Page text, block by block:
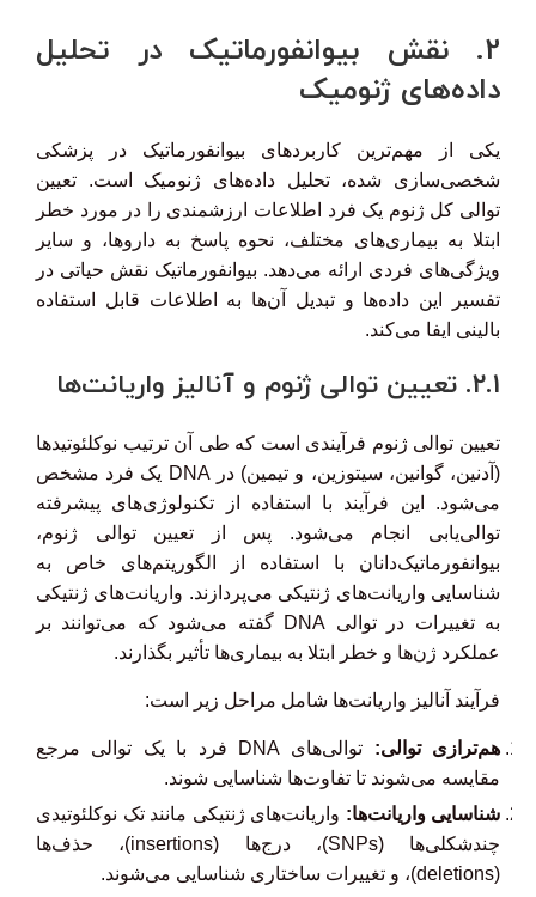
2. نقش بیوانفورماتیک در تحلیل
داده‌های ژنومیک
یکی از مهم‌ترین کاربردهای بیوانفورماتیک در پزشکی
شخصی‌سازی شده، تحلیل داده‌های ژنومیک است. تعیین
توالی کل ژنوم یک فرد اطلاعات ارزشمندی را در مورد خطر
ابتلا به بیماری‌های مختلف، نحوه پاسخ به داروها، و سایر
ویژگی‌های فردی ارائه می‌دهد. بیوانفورماتیک نقش حیاتی در
تفسیر این داده‌ها و تبدیل آن‌ها به اطلاعات قابل استفاده
بالینی ایفا می‌کند.
2.1. تعیین توالی ژنوم و آنالیز واریانت‌ها
تعیین توالی ژنوم فرآیندی است که طی آن ترتیب نوکلئوتیدها
(آدنین، گوانین، سیتوزین، و تیمین) در DNA یک فرد مشخص
می‌شود. این فرآیند با استفاده از تکنولوژی‌های پیشرفته
توالی‌یابی انجام می‌شود. پس از تعیین توالی ژنوم،
بیوانفورماتیک‌دانان با استفاده از الگوریتم‌های خاص به
شناسایی واریانت‌های ژنتیکی می‌پردازند. واریانت‌های ژنتیکی
به تغییرات در توالی DNA گفته می‌شود که می‌توانند بر
عملکرد ژن‌ها و خطر ابتلا به بیماری‌ها تأثیر بگذارند.
فرآیند آنالیز واریانت‌ها شامل مراحل زیر است:
هم‌ترازی توالی:
توالی‌های DNA فرد با یک توالی مرجع
مقایسه می‌شوند تا تفاوت‌ها شناسایی شوند.
شناسایی واریانت‌ها: واریانت‌های ژنتیکی مانند تک نوکلئوتیدی
چندشکلی‌ها (SNPs)، درج‌ها (insertions)، حذف‌ها
(deletions)، و تغییرات ساختاری شناسایی می‌شوند.